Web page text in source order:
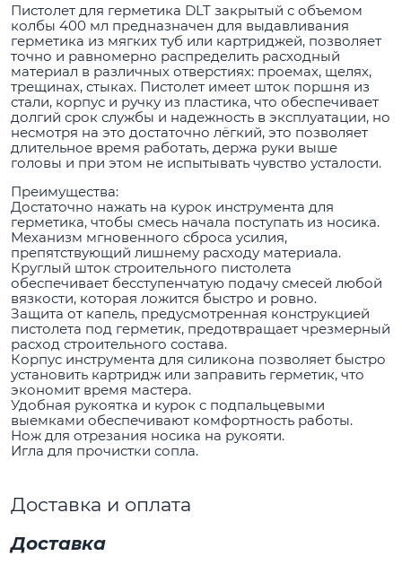
Пистолет для герметика DLT закрытый с объемом
колбы 400 мл предназначен для выдавливания
герметика из мягких туб или картриджей, позволяет
точно и равномерно распределить расходный
материал в различных отверстиях: проемах, щелях,
трещинах, стыках. Пистолет имеет шток поршня из
стали, корпус и ручку из пластика, что обеспечивает
долгий срок службы и надежность в эксплуатации, но
несмотря на это достаточно лёгкий, это позволяет
длительное время работать, держа руки выше
головы и при этом не испытывать чувство усталости.
Преимущества:
Достаточно нажать на курок инструмента для
герметика, чтобы смесь начала поступать из носика.
Механизм мгновенного сброса усилия,
препятствующий лишнему расходу материала.
Круглый шток строительного пистолета
обеспечивает бесступенчатую подачу смесей любой
вязкости, которая ложится быстро и ровно.
Защита от капель, предусмотренная конструкцией
пистолета под герметик, предотвращает чрезмерный
расход строительного состава.
Корпус инструмента для силикона позволяет быстро
установить картридж или заправить герметик, что
экономит время мастера.
Удобная рукоятка и курок с подпальцевыми
выемками обеспечивают комфортность работы.
Нож для отрезания носика на рукояти.
Игла для прочистки сопла.
Доставка и оплата
Доставка